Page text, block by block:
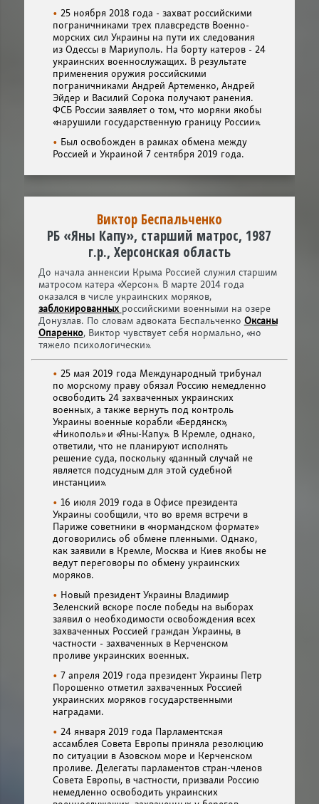
25 ноября 2018 года - захват российскими
пограничниками трех плавсредств Военно-
морских сил Украины на пути их следования
из Одессы в Мариуполь. На борту катеров - 24
украинских военнослужащих. В результате
применения оружия российскими
пограничниками Андрей Артеменко, Андрей
Эйдер и Василий Сорока получают ранения.
ФСБ России заявляет о том, что моряки якобы
«нарушили государственную границу России».
Был освобожден в рамках обмена между
Россией и Украиной 7 сентября 2019 года.
Виктор Беспальченко
РБ «Яны Капу», старший матрос, 1987
г.р., Херсонская область
До начала аннексии Крыма Россией служил старшим
матросом катера «Херсон». В марте 2014 года
оказался в числе украинских моряков,
заблокированных российскими военными на озере
Донузлав. По словам адвоката Беспальченко Оксаны
Опаренко, Виктор чувствует себя нормально, «но
тяжело психологически».
25 мая 2019 года Международный трибунал
по морскому праву обязал Россию немедленно
освободить 24 захваченных украинских
военных, а также вернуть под контроль
Украины военные корабли «Бердянск»,
«Никополь» и «Яны-Капу». В Кремле, однако,
ответили, что не планируют исполнять
решение суда, поскольку «данный случай не
является подсудным для этой судебной
инстанции».
16 июля 2019 года в Офисе президента
Украины сообщили, что во время встречи в
Париже советники в «нормандском формате»
договорились об обмене пленными. Однако,
как заявили в Кремле, Москва и Киев якобы не
ведут переговоры по обмену украинских
моряков.
Новый президент Украины Владимир
Зеленский вскоре после победы на выборах
заявил о необходимости освобождения всех
захваченных Россией граждан Украины, в
частности - захваченных в Керченском
проливе украинских военных.
7 апреля 2019 года президент Украины Петр
Порошенко отметил захваченных Россией
украинских моряков государственными
наградами.
24 января 2019 года Парламентская
ассамблея Совета Европы приняла резолюцию
по ситуации в Азовском море и Керченском
проливе. Делегаты парламентов стран-членов
Совета Европы, в частности, призвали Россию
немедленно освободить украинских